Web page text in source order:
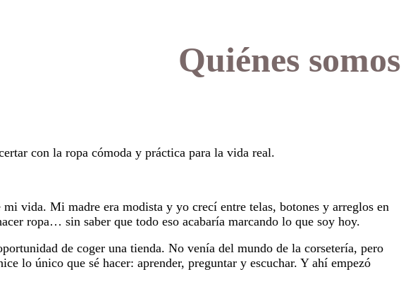
Quiénes somos
con la ropa cómoda y práctica para la vida real.
vida. Mi madre era modista y yo crecí entre telas, botones y arreglos en
ropa… sin saber que todo eso acabaría marcando lo que soy hoy.
de coger una tienda. No venía del mundo de la corsetería, pero
lo único que sé hacer: aprender, preguntar y escuchar. Y ahí empezó